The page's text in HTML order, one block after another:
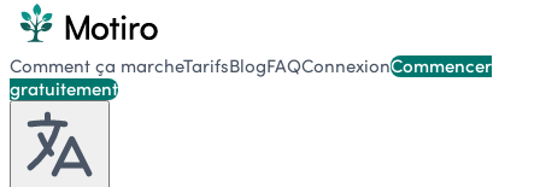
Comment ça marcheTarifsBlogFAQConnexionCommencer
gratuitement